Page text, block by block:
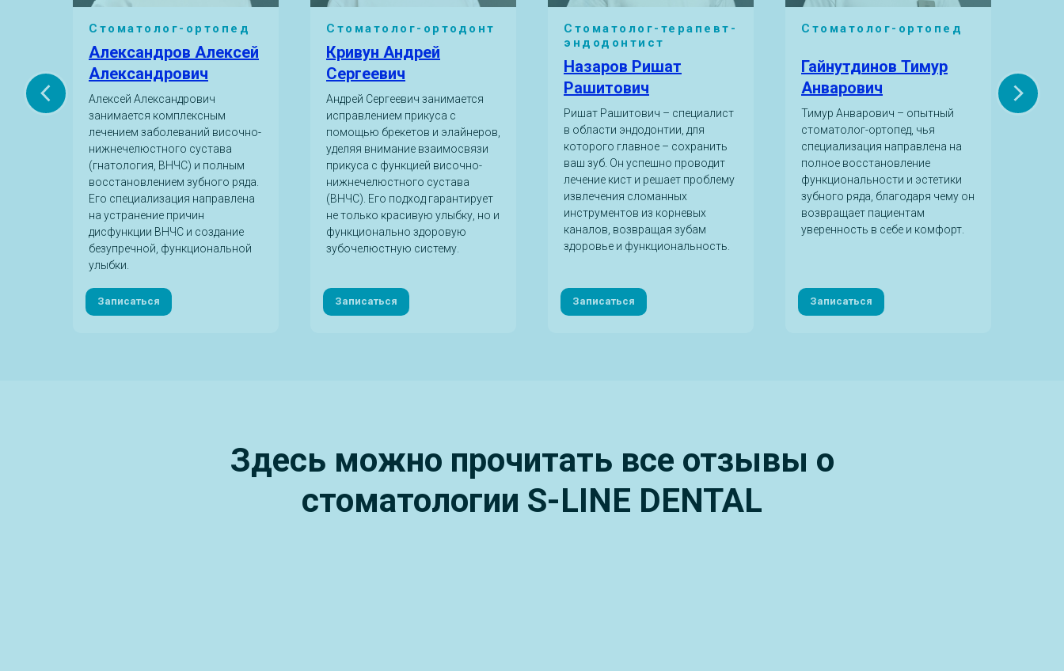
Стоматолог-ортопед
Александров Алексей
Александрович
Алексей Александрович
занимается комплексным
лечением заболеваний височно-
нижнечелюстного сустава
(гнатология, ВНЧС) и полным
восстановлением зубного ряда.
Его специализация направлена
на устранение причин
дисфункции ВНЧС и создание
безупречной, функциональной
улыбки.
Записаться
Стоматолог-ортодонт
Кривун Андрей
Сергеевич
Андрей Сергеевич занимается
исправлением прикуса с
помощью брекетов и элайнеров,
уделяя внимание взаимосвязи
прикуса с функцией височно-
нижнечелюстного сустава
(ВНЧС). Его подход гарантирует
не только красивую улыбку, но и
функционально здоровую
зубочелюстную систему.
Записаться
Стоматолог-терапевт-
эндодонтист
Назаров Ришат
Рашитович
Ришат Рашитович – специалист
в области эндодонтии, для
которого главное – сохранить
ваш зуб. Он успешно проводит
лечение кист и решает проблему
извлечения сломанных
инструментов из корневых
каналов, возвращая зубам
здоровье и функциональность.
Записаться
Стоматолог-ортопед
Гайнутдинов Тимур
Анварович
Тимур Анварович – опытный
стоматолог-ортопед, чья
специализация направлена на
полное восстановление
функциональности и эстетики
зубного ряда, благодаря чему он
возвращает пациентам
уверенность в себе и комфорт.
Записаться
Здесь можно прочитать все отзывы о
стоматологии S-LINE DENTAL